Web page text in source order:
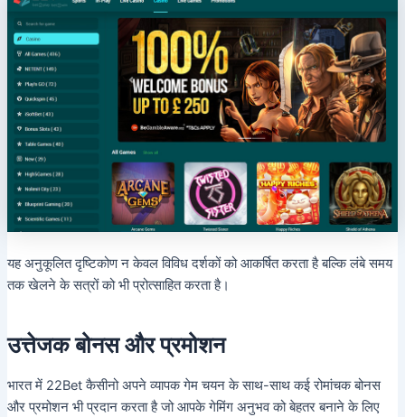
यह अनुकूलित दृष्टिकोण न केवल विविध दर्शकों को आकर्षित करता है बल्कि लंबे समय
तक खेलने के सत्रों को भी प्रोत्साहित करता है।
उत्तेजक बोनस और प्रमोशन
भारत में 22Bet कैसीनो अपने व्यापक गेम चयन के साथ-साथ कई रोमांचक बोनस
और प्रमोशन भी प्रदान करता है जो आपके गेमिंग अनुभव को बेहतर बनाने के लिए